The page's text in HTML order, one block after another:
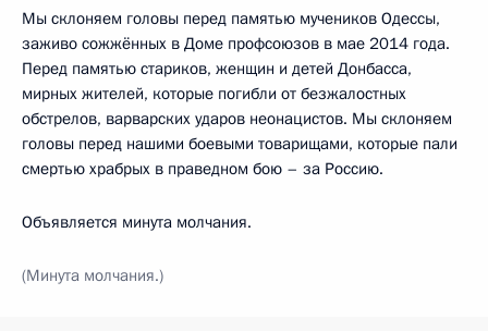
Мы склоняем головы перед памятью мучеников Одессы,
заживо сожжённых в Доме профсоюзов в мае 2014 года.
Перед памятью стариков, женщин и детей Донбасса,
мирных жителей, которые погибли от безжалостных
обстрелов, варварских ударов неонацистов. Мы склоняем
головы перед нашими боевыми товарищами, которые пали
смертью храбрых в праведном бою – за Россию.
Объявляется минута молчания.
(Минута молчания.)